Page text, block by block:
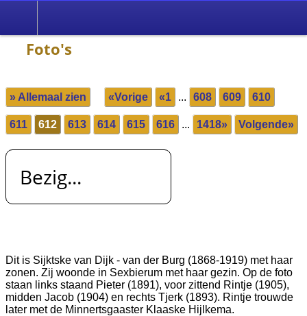
Foto's
» Allemaal zien «Vorige «1 ... 608 609 610
611 612 613 614 615 616 ... 1418» Volgende»
Bezig...
Dit is Sijktske van Dijk - van der Burg (1868-1919) met haar
zonen. Zij woonde in Sexbierum met haar gezin. Op de foto
staan links staand Pieter (1891), voor zittend Rintje (1905),
midden Jacob (1904) en rechts Tjerk (1893). Rintje trouwde
later met de Minnertsgaaster Klaaske Hijlkema.